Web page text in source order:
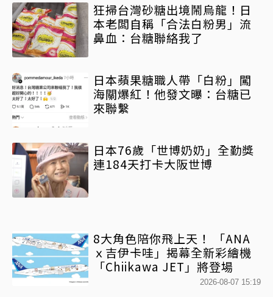
狂掃台灣砂糖出境鬧烏龍！日
本老闆自稱「合法白粉男」流
鼻血：台糖聯絡我了
日本蘋果糖職人帶「白粉」闖
海關爆紅！他發文曝：台糖已
來聯繫
日本76歲「世博奶奶」全勤獎
連184天打卡大阪世博
8大角色陪你飛上天！ 「ANA
ｘ吉伊卡哇」揭幕全新彩繪機
「Chiikawa JET」將登場
2026-08-07 15:19